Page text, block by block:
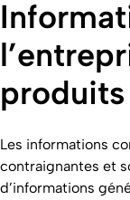
produits
Les informations
contraignantes et
d’informations